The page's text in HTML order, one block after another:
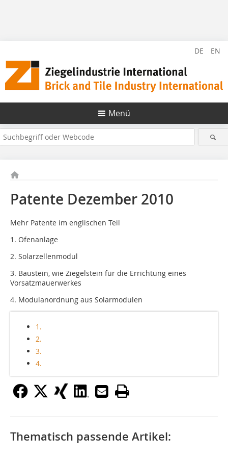
DE EN
Menü
Patente Dezember 2010
Mehr Patente im englischen Teil
1. Ofenanlage
2. Solarzellenmodul
3. Baustein, wie Ziegelstein für die Errichtung eines
Vorsatzmauerwerkes
4. Modulanordnung aus Solarmodulen
1.
2.
3.
4.
Thematisch passende Artikel: